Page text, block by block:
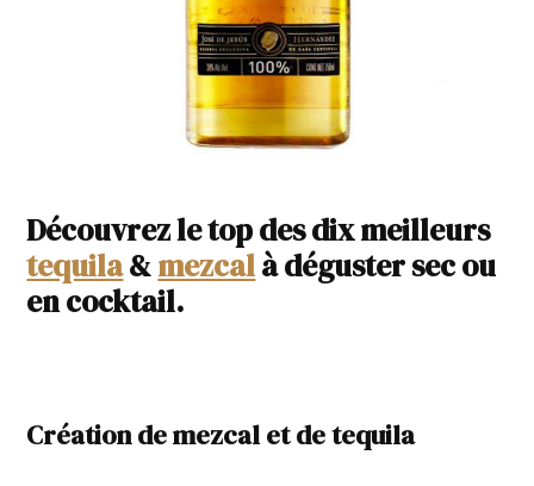
Découvrez le top des dix meilleurs
tequila&mezcalà déguster sec ou
en cocktail.
Création de mezcal et de tequila